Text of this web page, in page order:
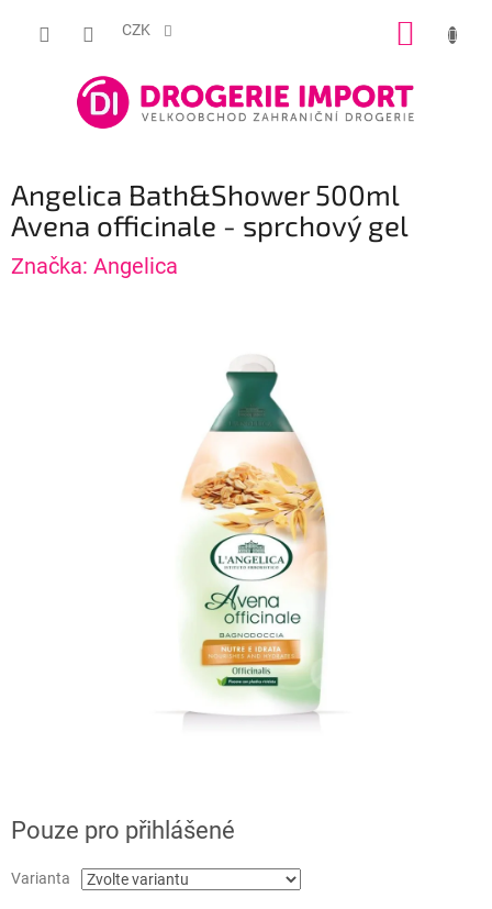
CZK
Angelica Bath&Shower 500ml
Avena officinale - sprchový gel
Značka: Angelica
Pouze pro přihlášené
Varianta